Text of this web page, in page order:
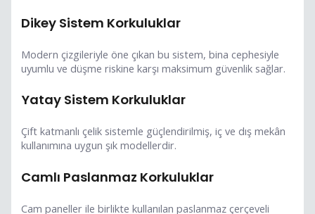
Dikey Sistem Korkuluklar
Modern çizgileriyle öne çıkan bu sistem, bina cephesiyle
uyumlu ve düşme riskine karşı maksimum güvenlik sağlar.
Yatay Sistem Korkuluklar
Çift katmanlı çelik sistemle güçlendirilmiş, iç ve dış mekân
kullanımına uygun şık modellerdir.
Camlı Paslanmaz Korkuluklar
Cam paneller ile birlikte kullanılan paslanmaz çerçeveli